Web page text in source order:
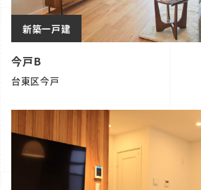
新築一戸建
今戸B
台東区今戸